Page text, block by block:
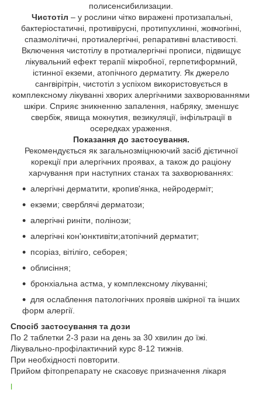
полисенсибилизации.
Чистотіл – у рослини чітко виражені протизапальні,
бактеріостатичні, противірусні, протипухлинні, жовчогінні,
спазмолітичні, протиалергічні, репаративні властивості.
Включення чистотілу в протиалергічні прописи, підвищує
лікувальний ефект терапії мікробної, герпетиформний,
істинної екземи, атопічного дерматиту. Як джерело
сангвірітрін, чистотіл з успіхом використовується в
комплексному лікуванні хворих алергічними захворюваннями
шкіри. Сприяє зникненню запалення, набряку, зменшує
свербіж, явища мокнутия, везикуляції, інфільтрації в
осередках ураження.
Показання до застосування.
Рекомендується як загальнозміцнюючий засіб дієтичної
корекції при алергічних проявах, а також до раціону
харчування при наступних станах та захворюваннях:
алергічні дерматити, кропив'янка, нейродерміт;
екземи; сверблячі дерматози;
алергічні риніти, полінози;
алергічні кон'юнктивіти;атопічний дерматит;
псоріаз, вітіліго, себорея;
облисіння;
бронхіальна астма, у комплексному лікуванні;
для ослаблення патологічних проявів шкірної та інших
форм алергії.
Спосіб застосування та дози
По 2 таблетки 2-3 рази на день за 30 хвилин до їжі.
Лікувально-профілактичний курс 8-12 тижнів.
При необхідності повторити.
Прийом фітопрепарату не скасовує призначення лікаря
l